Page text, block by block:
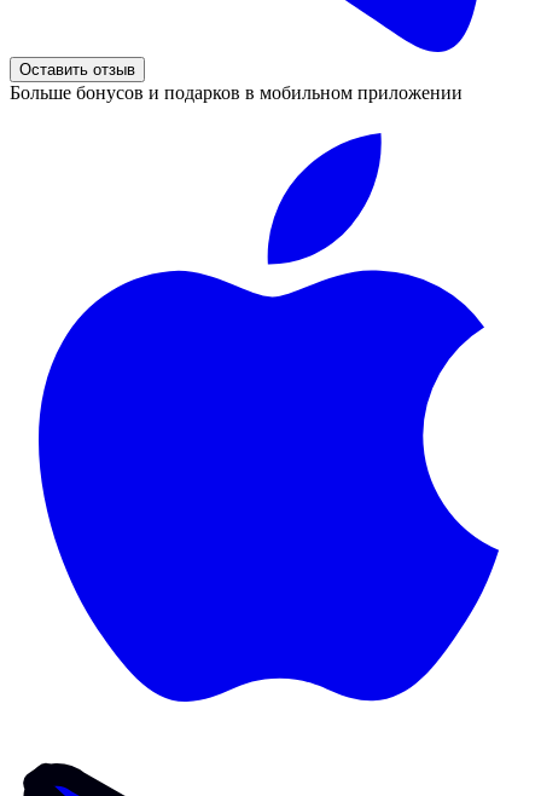
Оставить отзыв
Больше бонусов и подарков в мобильном приложении